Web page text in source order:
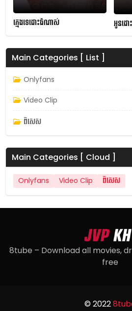
ក្មេងទេដោះធំណាស់ អូនដោ
Main Categories [ List ]
Onlyfans
Video Clip
ពិសេស
Main Categories [ Cloud ]
Onlyfans Video Clip ពិសេស
8tube – Download all movies,
free
© 2022